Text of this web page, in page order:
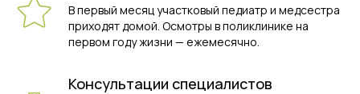
В первый месяц участковый педиатр и медсестра
приходят домой. Осмотры в поликлинике на
первом году жизни — ежемесячно.
Консультации специалистов